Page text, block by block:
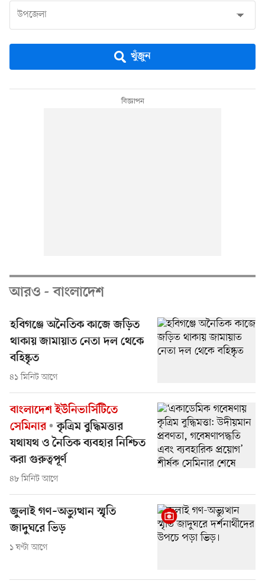
খুঁজুন
আরও - বাংলাদেশ
হবিগঞ্জে অনৈতিক কাজে জড়িত
থাকায় জামায়াত নেতা দল থেকে
বহিষ্কৃত
৪১ মিনিট আগে
বাংলাদেশ ইউনিভার্সিটিতে
সেমিনার
কৃত্রিম বুদ্ধিমত্তার
যথাযথ ও নৈতিক ব্যবহার নিশ্চিত
করা গুরুত্বপূর্ণ
৪৮ মিনিট আগে
জুলাই গণ–অভ্যুত্থান স্মৃতি
জাদুঘরে ভিড়
১ ঘণ্টা আগে